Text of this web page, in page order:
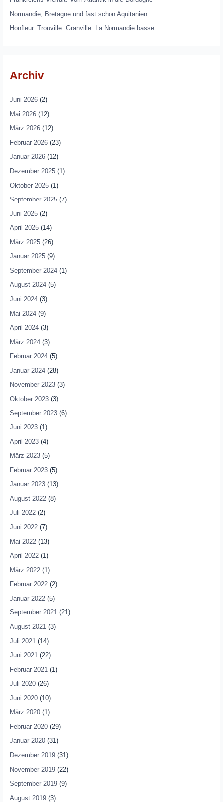
Normandie, Bretagne und fast schon Aquitanien
Honfleur. Trouville. Granville. La Normandie basse.
Archiv
Juni 2026(2)
Mai 2026(12)
März 2026(12)
Februar 2026(23)
Januar 2026(12)
Dezember 2025(1)
Oktober 2025(1)
September 2025(7)
Juni 2025(2)
April 2025(14)
März 2025(26)
Januar 2025(9)
September 2024(1)
August 2024(5)
Juni 2024(3)
Mai 2024(9)
April 2024(3)
März 2024(3)
Februar 2024(5)
Januar 2024(28)
November 2023(3)
Oktober 2023(3)
September 2023(6)
Juni 2023(1)
April 2023(4)
März 2023(5)
Februar 2023(5)
Januar 2023(13)
August 2022(8)
Juli 2022(2)
Juni 2022(7)
Mai 2022(13)
April 2022(1)
März 2022(1)
Februar 2022(2)
Januar 2022(5)
September 2021(21)
August 2021 (3)
Juli 2021 (14)
Juni 2021(22)
Februar 2021 (1)
Juli 2020(26)
Juni 2020(10)
März 2020(1)
Februar 2020(29)
Januar 2020(31)
Dezember 2019(31)
November 2019(22)
September 2019(9)
August 2019(3)